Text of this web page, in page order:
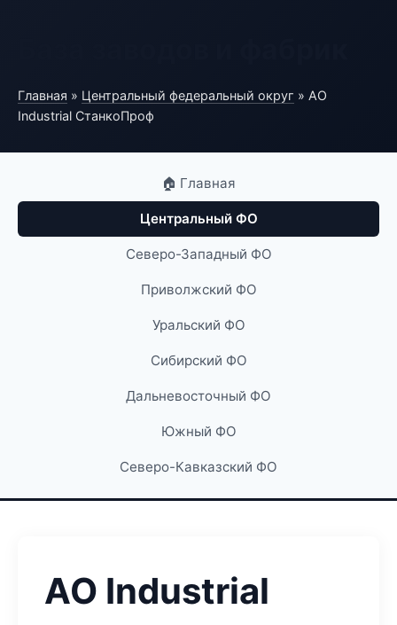
Главная » Центральный федеральный округ » АО
Industrial СтанкоПроф
🏠 Главная
Центральный ФО
Северо-Западный ФО
Приволжский ФО
Уральский ФО
Сибирский ФО
Дальневосточный ФО
Южный ФО
Северо-Кавказский ФО
АО Industrial